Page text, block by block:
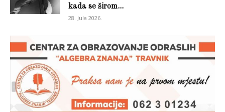
kada se širom...
28. Jula 2026.